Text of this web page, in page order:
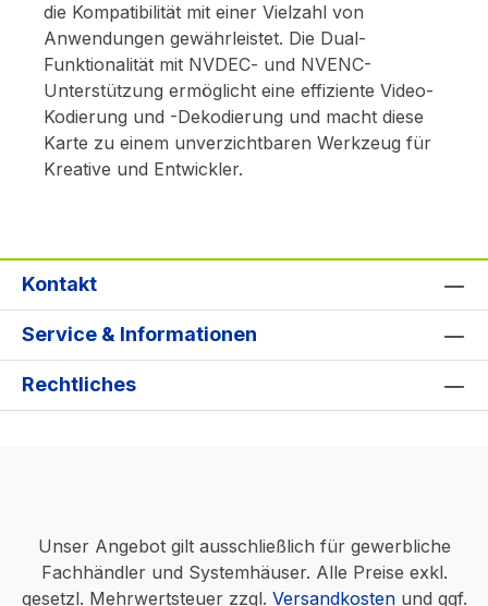
die Kompatibilität mit einer Vielzahl von
Anwendungen gewährleistet. Die Dual-
Funktionalität mit NVDEC- und NVENC-
Unterstützung ermöglicht eine effiziente Video-
Kodierung und -Dekodierung und macht diese
Karte zu einem unverzichtbaren Werkzeug für
Kreative und Entwickler.
Kontakt
Service & Informationen
Rechtliches
Unser Angebot gilt ausschließlich für gewerbliche
Fachhändler und Systemhäuser. Alle Preise exkl.
gesetzl. Mehrwertsteuer zzgl. Versandkostenund ggf.